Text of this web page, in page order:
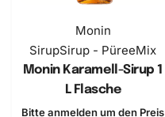
Monin
SirupSirup - PüreeMix
Monin Karamell-Sirup 1
L Flasche
Bitte anmelden um den Preis